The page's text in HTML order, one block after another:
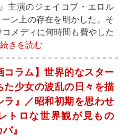
主演のジェイコブ・エロル
ン上の存在を明かした。そ
メディに何時間も費やした
続きを読む
コラム】世界的なスター
た少女の波乱の日々を描
ラ』／昭和初期を思わせ
トロな世界観が見もの
』